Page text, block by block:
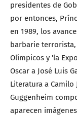
presidentes de
por entonces,
en 1989, los
barbarie terrorista,
Olímpicos y 'la
Oscar a José Luis
Literatura a Camilo
Guggenheim
aparecen